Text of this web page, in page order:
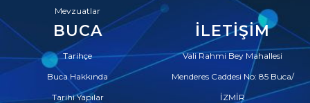
Mevzuatlar
BUCA
Tarihçe
Buca Hakkında
Tarihi Yapılar
İLETIŞIM
Vali Rahmi Bey Mahallesi
Menderes Caddesi No: 85 Buca/
İZMİR